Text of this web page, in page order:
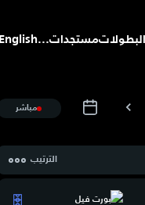
البطولاتمستجدات...
English
مباشر
الترتيب
بورت فيل